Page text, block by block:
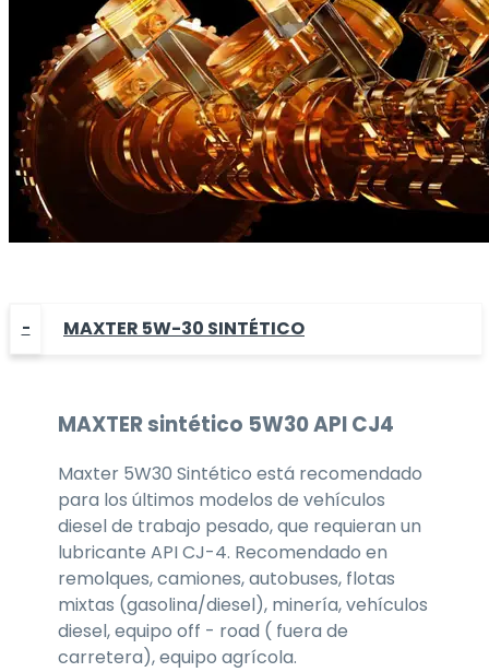
MAXTER 5W-30 SINTÉTICO
MAXTERsintético 5W30API CJ4
Maxter 5W30 Sintético está recomendado
para los últimos modelos de vehículos
diesel de trabajo pesado, que requieran un
lubricante API CJ-4. Recomendado en
remolques, camiones, autobuses, flotas
mixtas (gasolina/diesel), minería, vehículos
diesel, equipo off - road ( fuera de
carretera), equipo agrícola.